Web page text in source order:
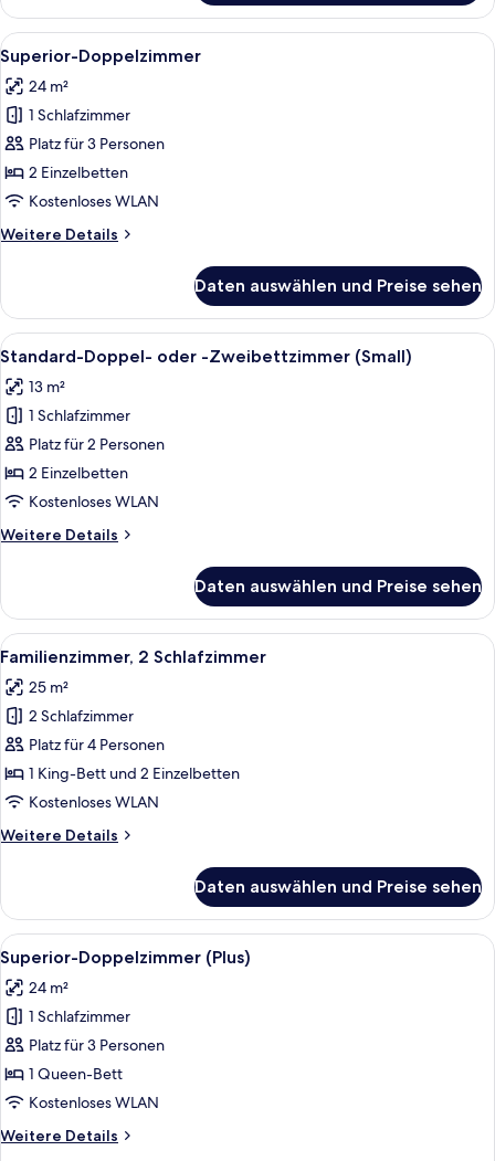
Small,
View
Alle
Fotos
für
Superior-
Doppelzimmer
anzeigen
Ein Hotelzimmer mit einem großen
6
Superior-Doppelzimmer
24 m²
1 Schlafzimmer
Platz für 3 Personen
2 Einzelbetten
Kostenloses WLAN
Weitere Details
Weitere
Doppelzimmer
Daten auswählen und Preise sehen
Alle
Fotos
für
Standard-
Doppel-
oder
-
(Small)
Ein Hotelzimmer mit zwei Betten,
8
Standard-Doppel- oder -Zweibettzimmer (Small)
13 m²
1 Schlafzimmer
Platz für 2 Personen
2 Einzelbetten
Kostenloses WLAN
Weitere Details
Weitere
Doppel-
oder
-
(Small)
Daten auswählen und Preise sehen
Alle
Fotos
für
Familienzimmer,
2 Schlafzimmer
anzeigen
Ein modernes Hotelzimmer mit
6
Familienzimmer, 2 Schlafzimmer
25 m²
2 Schlafzimmer
Platz für 4 Personen
1 King-Bett und 2 Einzelbetten
Kostenloses WLAN
Weitere Details
Weitere
2 Schlafzimmer
Daten auswählen und Preise sehen
Alle
Fotos
für
Superior-
Doppelzimmer
(Plus)
anzeigen
Ein Hotelzimmer mit großem
7
Superior-Doppelzimmer (Plus)
24 m²
1 Schlafzimmer
Platz für 3 Personen
1 Queen-Bett
Kostenloses WLAN
Weitere Details
Weitere